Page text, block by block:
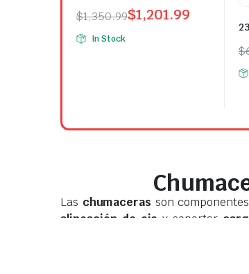
$1,350.99$1,201.99
In Stock
$
Las chumaceras son
alineación de eje y soportar